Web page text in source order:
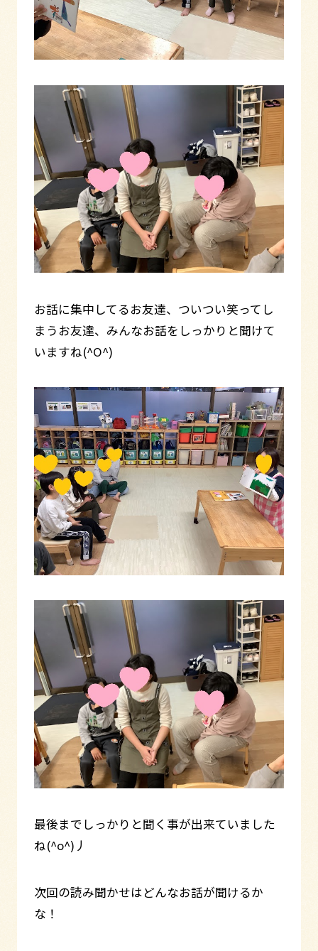
お話に集中してるお友達、ついつい笑ってし
まうお友達、みんなお話をしっかりと聞けて
いますね(^O^)
最後までしっかりと聞く事が出来ていました
ね(^o^)丿
次回の読み聞かせはどんなお話が聞けるか
な！